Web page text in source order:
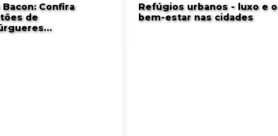
Bacon: Confira
de
Refúgios urbanos - luxo e o
bem-estar nas cidades